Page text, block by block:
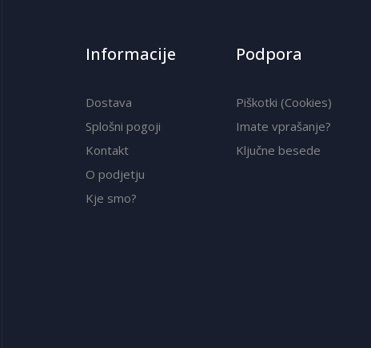
Informacije
Dostava
Splošni pogoji
Kontakt
O podjetju
Kje smo?
Podpora
Piškotki (Cookies)
Imate vprašanje?
Ključne besede